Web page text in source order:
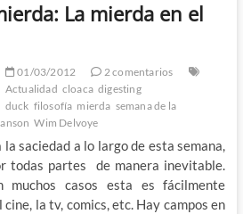
La mierda en el
01/03/2012
2 comentarios
Actualidad cloaca digesting
duck filosofía mierda semana de la
Wim Delvoye
saciedad a lo largo de esta semana,
todas partes de manera inevitable.
muchos casos esta es fácilmente
la tv, comics, etc. Hay campos en